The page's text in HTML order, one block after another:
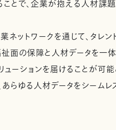
とで、企業が抱える人材課
トワークを通じて、タレン
面の保障と人材データを一
ーションを届けることが可能
らゆる人材データをシームレ